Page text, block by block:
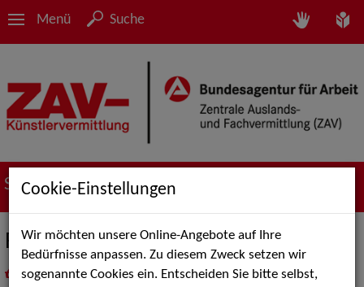
Menü Suche
Suche nach Künstler*innen
Raman Pawa
als PDF speichern
inMeine Merklistelegen
Cookie-Einstellungen
Wir möchten unsere Online-Angebote auf Ihre
Bedürfnisse anpassen. Zu diesem Zweck setzen wir
sogenannte Cookies ein. Entscheiden Sie bitte selbst,